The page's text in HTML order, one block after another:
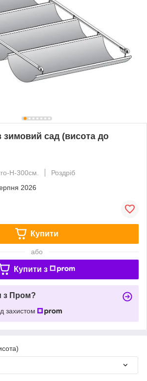
зимовий сад (висота до
H-300см.
Роздріб
2026
Купити
або
Купити з
з Пром?
захистом